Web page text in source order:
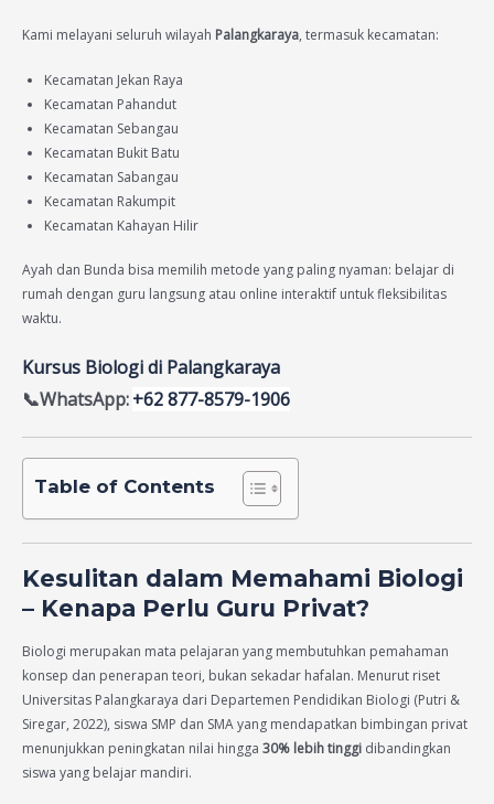
Kami melayani seluruh wilayah Palangkaraya, termasuk kecamatan:
Kecamatan Jekan Raya
Kecamatan Pahandut
Kecamatan Sebangau
Kecamatan Bukit Batu
Kecamatan Sabangau
Kecamatan Rakumpit
Kecamatan Kahayan Hilir
Ayah dan Bunda bisa memilih metode yang paling nyaman: belajar di
rumah dengan guru langsung atau online interaktif untuk fleksibilitas
waktu.
Kursus Biologi di Palangkaraya
📞WhatsApp:+62 877-8579-1906
Table of Contents
Kesulitan dalam Memahami Biologi
– Kenapa Perlu Guru Privat?
Biologi merupakan mata pelajaran yang membutuhkan pemahaman
konsep dan penerapan teori, bukan sekadar hafalan. Menurut riset
Universitas Palangkaraya dari Departemen Pendidikan Biologi (Putri &
Siregar, 2022), siswa SMP dan SMA yang mendapatkan bimbingan privat
menunjukkan peningkatan nilai hingga 30% lebih tinggi dibandingkan
siswa yang belajar mandiri.